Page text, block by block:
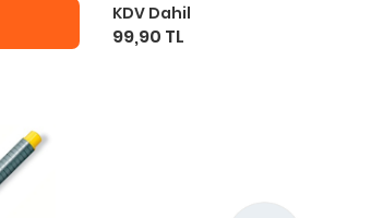
KDV Dahil
99,90 TL